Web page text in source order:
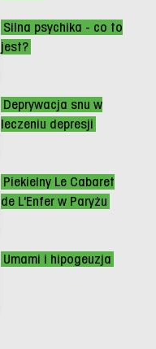
Silna psychika - co to
jest?
Deprywacja snu w
leczeniu depresji
Piekielny Le Cabaret
de L'Enfer w Paryżu
Umami i hipogeuzja